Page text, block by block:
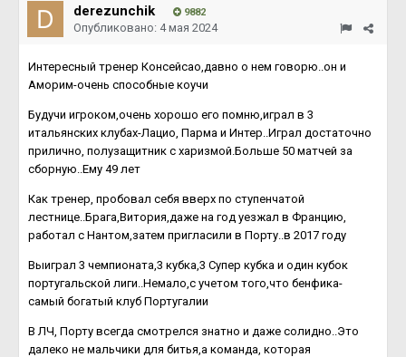
derezunchik 9882
Опубликовано: 4 мая 2024
Интересный тренер Консейсао,давно о нем говорю..он и
Аморим-очень способные коучи
Будучи игроком,очень хорошо его помню,играл в 3
итальянских клубах-Лацио, Парма и Интер..Играл достаточно
прилично, полузащитник с харизмой.Больше 50 матчей за
сборную..Ему 49 лет
Как тренер, пробовал себя вверх по ступенчатой
лестнице..Брага,Витория,даже на год уезжал в Францию,
работал с Нантом,затем пригласили в Порту..в 2017 году
Выиграл 3 чемпионата,3 кубка,3 Супер кубка и один кубок
португальской лиги..Немало,с учетом того,что бенфика-
самый богатый клуб Португалии
В ЛЧ, Порту всегда смотрелся знатно и даже солидно..Это
далеко не мальчики для битья,а команда, которая